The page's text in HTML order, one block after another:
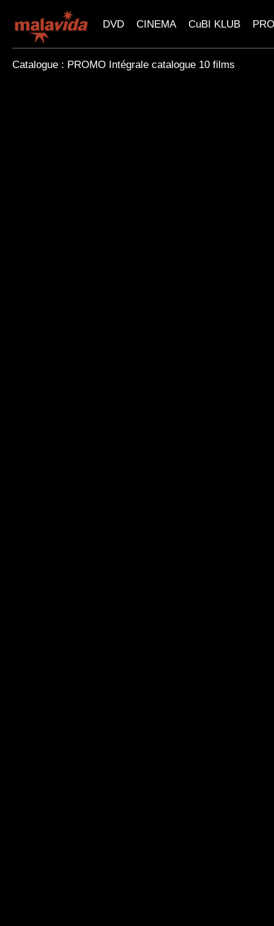
DVD CINEMA CuBI KLUB PRO
Catalogue : PROMO Intégrale catalogue 10 films